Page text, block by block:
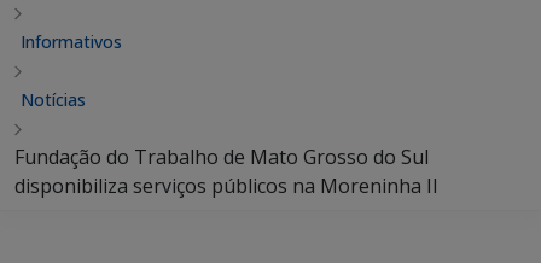
Informativos
Notícias
Fundação do Trabalho de Mato Grosso do Sul
disponibiliza serviços públicos na Moreninha II